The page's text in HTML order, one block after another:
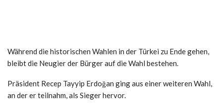
Während die historischen Wahlen in der Türkei zu Ende gehen,
bleibt die Neugier der Bürger auf die Wahl bestehen.
Präsident Recep Tayyip Erdoğan ging aus einer weiteren Wahl,
an der er teilnahm, als Sieger hervor.